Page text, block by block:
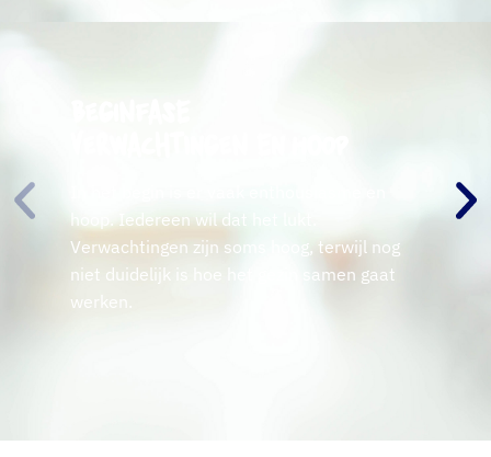
hoop. Iedereen wil dat het lukt.
Verwachtingen zijn soms hoog, terwijl nog
niet duidelijk is hoe het gezin samen gaat
werken.